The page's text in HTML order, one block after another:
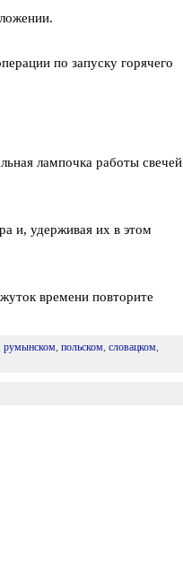
по запуску горячего
лампочка работы свечей
и, удерживая их в этом
времени повторите
румынском, польском, словацком,